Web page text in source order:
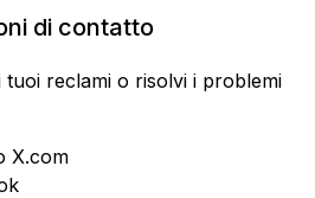
di contatto
tuoi reclami o risolvi i problemi
X.com